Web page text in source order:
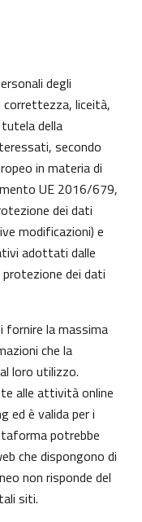
degli
liceità,
della
secondo
in materia di
UE 2016/679,
dei dati
modificazioni) e
adottati dalle
dei dati
fornire la massima
che la
loro utilizzo.
alle attività online
ed è valida per i
potrebbe
che dispongono di
non risponde del
siti.